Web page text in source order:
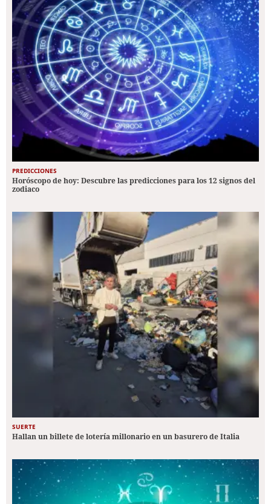
PREDICCIONES
Horóscopo de hoy: Descubre las predicciones para los 12 signos del
zodiaco
SUERTE
Hallan un billete de lotería millonario en un basurero de Italia